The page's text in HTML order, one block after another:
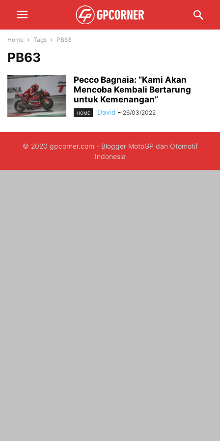
Home Tags PB63
PB63
Pecco Bagnaia: “Kami Akan
Mencoba Kembali Bertarung
untuk Kemenangan”
HOME David - 26/03/2022
© 2020 gpcorner.com - Blogger MotoGP dan Otomotif
Indonesia